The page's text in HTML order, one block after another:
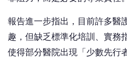
報告進一步指出，目前許多醫
趣，但缺乏標準化培訓、實務
使得部分醫院出現「少數先行